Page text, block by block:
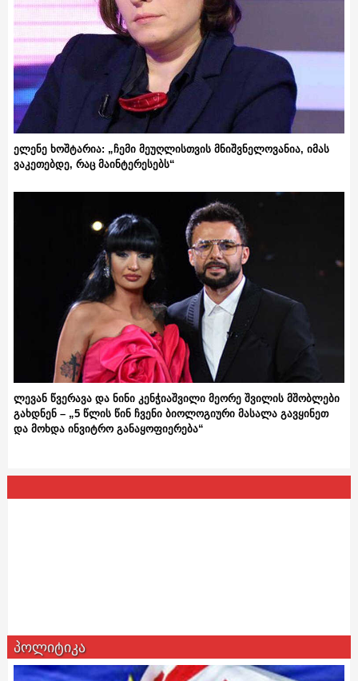
ელენე ხოშტარია: „ჩემი მეუღლისთვის მნიშვნელოვანია, იმას
ვაკეთებდე, რაც მაინტერესებს“
ლევან წვერავა და ნინი კენჭიაშვილი მეორე შვილის მშობლები
გახდნენ – „5 წლის წინ ჩვენი ბიოლოგიური მასალა გავყინეთ
და მოხდა ინვიტრო განაყოფიერება“
პოლიტიკა